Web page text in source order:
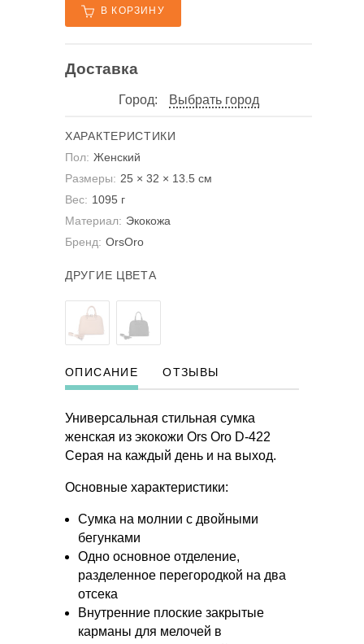
В КОРЗИНУ
Доставка
Город: Выбрать город
ХАРАКТЕРИСТИКИ
Пол: Женский
Размеры: 25 × 32 × 13.5 см
Вес: 1095 г
Материал: Экокожа
Бренд: OrsOro
ДРУГИЕ ЦВЕТА
ОПИСАНИЕ ОТЗЫВЫ
Универсальная стильная сумка
женская из экокожи Ors Oro D-422
Серая на каждый день и на выход.
Основные характеристики:
Сумка на молнии с двойными
бегунками
Одно основное отделение,
разделенное перегородкой на два
отсека
Внутренние плоские закрытые
карманы для мелочей в